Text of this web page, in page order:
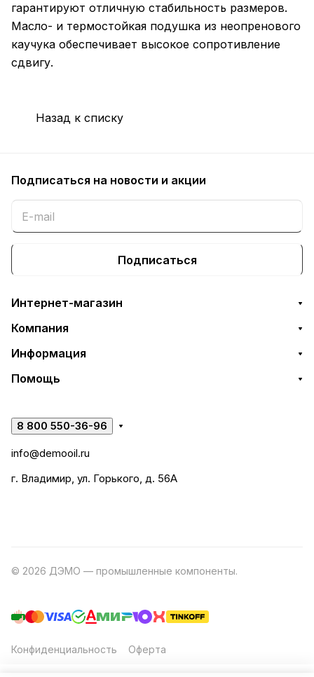
гарантируют отличную стабильность размеров.
Масло- и термостойкая подушка из неопренового
каучука обеспечивает высокое сопротивление
сдвигу.
Назад к списку
Подписаться на новости и акции
Подписаться
Интернет-магазин
Компания
Информация
Помощь
8 800 550-36-96
info@demooil.ru
г. Владимир, ул. Горького, д. 56А
© 2026 ДЭМО — промышленные компоненты.
Конфиденциальность Оферта